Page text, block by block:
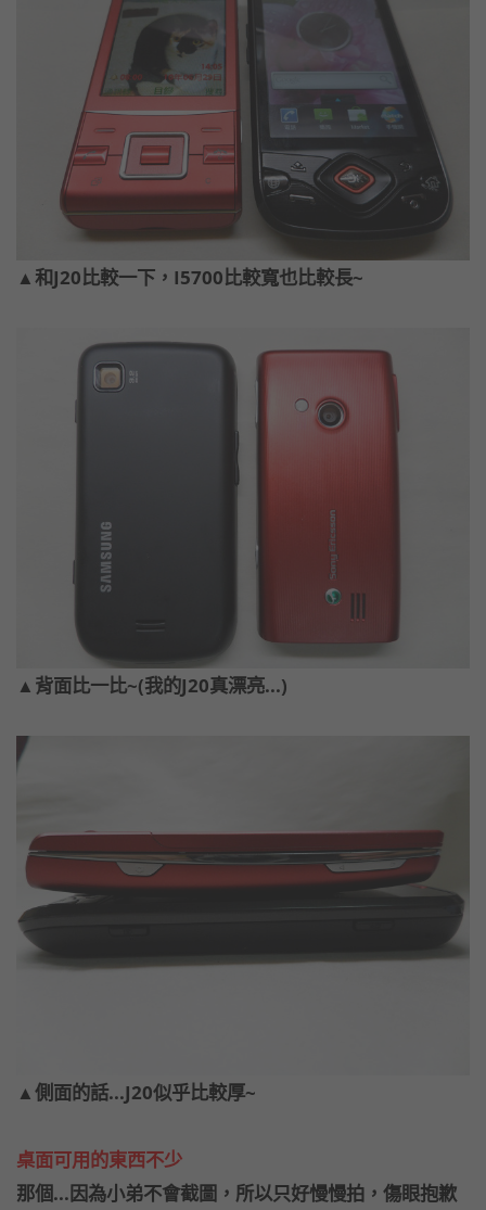
▲和J20比較一下，I5700比較寬也比較長~
▲背面比一比~(我的J20真漂亮...)
▲側面的話...J20似乎比較厚~
桌面可用的東西不少
那個...因為小弟不會截圖，所以只好慢慢拍，傷眼抱歉